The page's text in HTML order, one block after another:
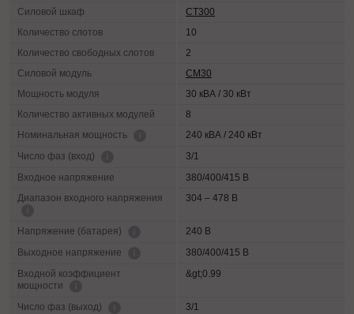
Силовой шкаф
СТ300
Количество слотов
10
Количество свободных слотов
2
Силовой модуль
СМ30
Мощность модуля
30 кВА / 30 кВт
Количество активных модулей
8
Номинальная мощность
240 кВА / 240 кВт
Число фаз (вход)
3/1
Входное напряжение
380/400/415 В
Диапазон входного напряжения
304 – 478 В
Напряжение (батарея)
240 В
Выходное напряжение
380/400/415 В
Входной коэффициент
мощности
&gt;0.99
Число фаз (выход)
3/1